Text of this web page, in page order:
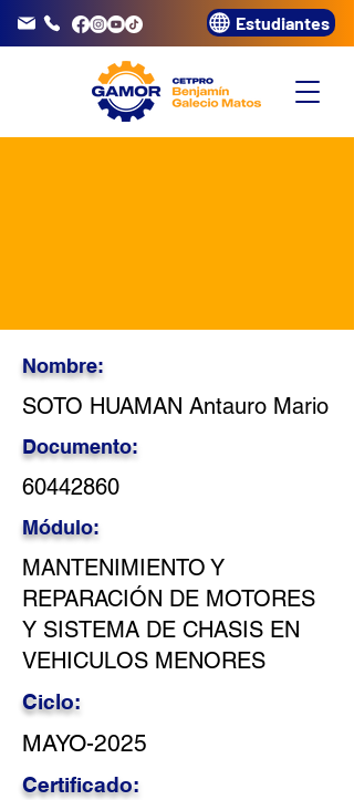
3320072 Estudiantes
Nombre:
SOTO HUAMAN Antauro Mario
Documento:
60442860
Módulo:
MANTENIMIENTO Y
REPARACIÓN DE MOTORES
Y SISTEMA DE CHASIS EN
VEHICULOS MENORES
Ciclo:
MAYO-2025
Certificado: